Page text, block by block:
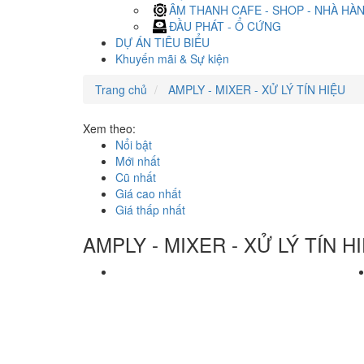
ÂM THANH CAFE - SHOP - NHÀ
ĐẦU PHÁT - Ổ CỨNG
DỰ ÁN TIÊU BIỂU
Khuyến mãi & Sự kiện
Trang chủ
AMPLY - MIXER - XỬ LÝ TÍN HIỆU
Xem theo:
Nổi bật
Mới nhất
Cũ nhất
Giá cao nhất
Giá thấp nhất
AMPLY - MIXER - XỬ LÝ TÍN